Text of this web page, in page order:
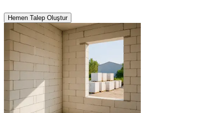
Hemen Talep Oluştur